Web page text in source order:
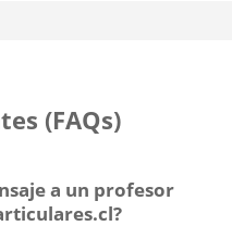
(FAQs)
a un profesor